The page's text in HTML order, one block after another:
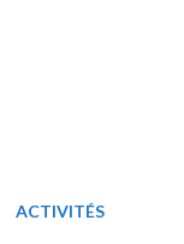
ACTIVITÉS